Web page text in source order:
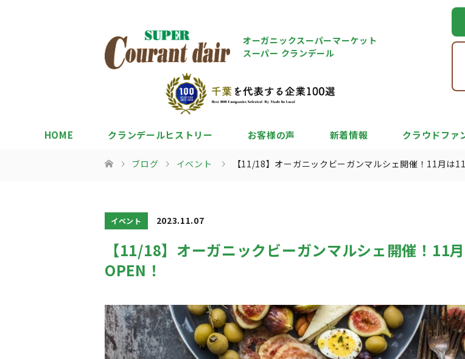
オーガニックスーパーマーケット
スーパー クランデール
HOME クランデールヒストリー お客様の声 新着情報 クラウドファ
ブログ イベント 【11/18】オーガニックビーガンマルシェ開催！11月は
イベント 2023.11.07
【11/18】オーガニックビーガンマルシェ開催！11
OPEN！